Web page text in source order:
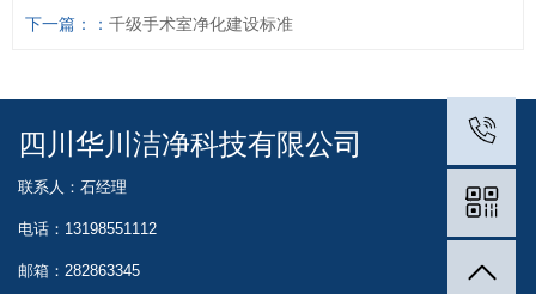
下一篇： 千级手术室净化建设标准
四川华川洁净科技有限公司
联系人：石经理
电话：13198551112
邮箱：282863345